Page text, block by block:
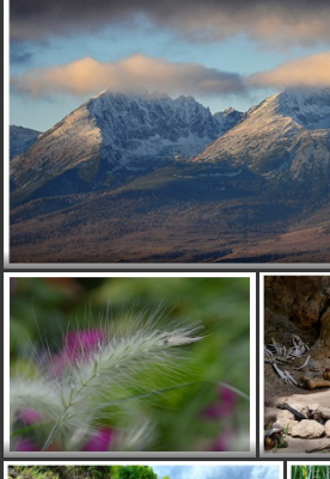
M Mito-Fizopred 15 rokmi
zaujímavé farby
P Pindopred 15 rokmi
Pekne len nefim ale sa mi ta
vlaha pred 15 rokmi
ďakujem všetkým za
čase som vyšiel na balkón :-),ale
takou viditeľnosťou ukážu.
obloha nevyšla ,pravda. Ala,je to
to len chvíľu,hneď na to sa
dík,ok len málo času :-) bzuko je
chodníku chodím aj ja. Ešte raz
zdenčopred 15 rokmi
aj ja chcem taký výhľad z balkóna
majkitapred 15 rokmi